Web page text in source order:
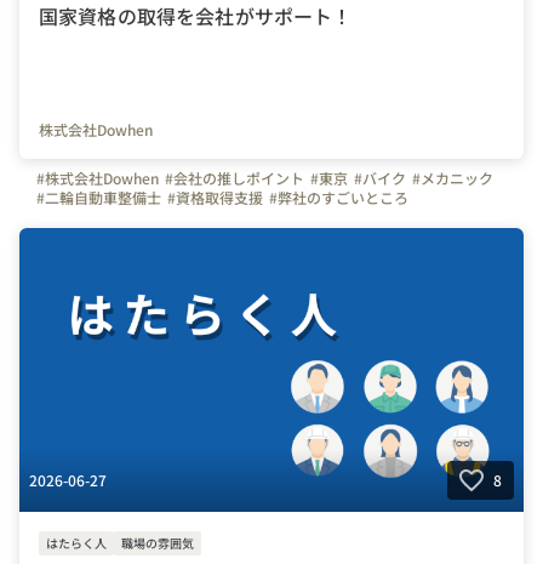
国家資格の取得を会社がサポート！
株式会社Dowhen
#株式会社Dowhen #会社の推しポイント #東京 #バイク #メカニック
#二輪自動車整備士 #資格取得支援 #弊社のすごいところ
2026-06-27 8
はたらく人 職場の雰囲気